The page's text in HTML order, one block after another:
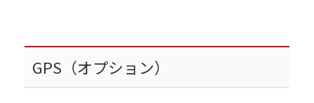
GPS（オプション）